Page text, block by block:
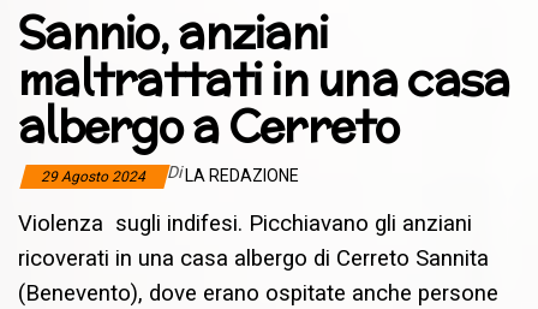
Sannio, anziani
maltrattati in una casa
albergo a Cerreto
29 Agosto 2024 Di LA REDAZIONE
Violenza sugli indifesi. Picchiavano gli anziani
ricoverati in una casa albergo di Cerreto Sannita
(Benevento), dove erano ospitate anche persone